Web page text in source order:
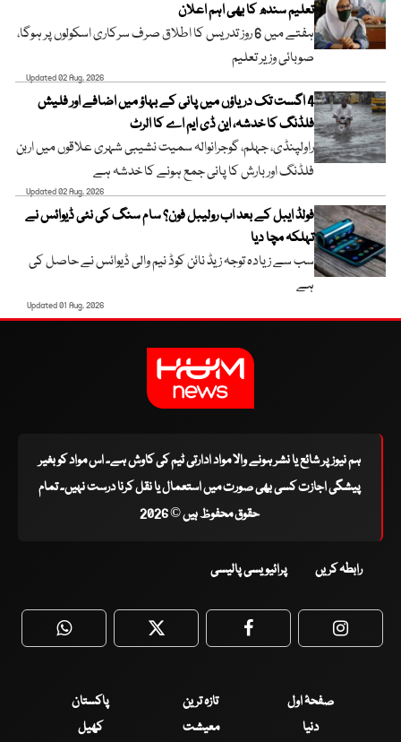
تعلیم سندھ کا بھی اہم اعلان
ہفتے میں 6 روز تدریس کا اطلاق صرف سرکاری اسکولوں پر ہوگا،
صوبائی وزیر تعلیم
Updated 02 Aug, 2026
4 اگست تک دریاؤں میں پانی کے بہاؤ میں اضافے اور فلیش
فلڈنگ کا خدشہ، این ڈی ایم اے کا الرٹ
راولپنڈی، جہلم، گوجرانوالہ سمیت نشیبی شہری علاقوں میں اربن
فلڈنگ اور بارش کا پانی جمع ہونے کا خدشہ ہے
Updated 02 Aug, 2026
فولڈ ایبل کے بعد اب رولیبل فون؟ سام سنگ کی نئی ڈیوائس نے
تہلکہ مچا دیا
سب سے زیادہ توجہ زیڈ نائن کوڈ نیم والی ڈیوائس نے حاصل کی
ہے
Updated 01 Aug, 2026
ہم نیوز پر شائع یا نشر ہونے والا مواد ادارتی ٹیم کی کاوش ہے۔ اس مواد کو بغیر
پیشگی اجازت کسی بھی صورت میں استعمال یا نقل کرنا درست نہیں۔ تمام
حقوق محفوظ ہیں © 2026
رابطہ کریں پرائیویسی پالیسی
WhatsApp Twitter Facebook
صفحۂ اول تازہ ترین
پاکستان
دنیا
معیشت کھیل